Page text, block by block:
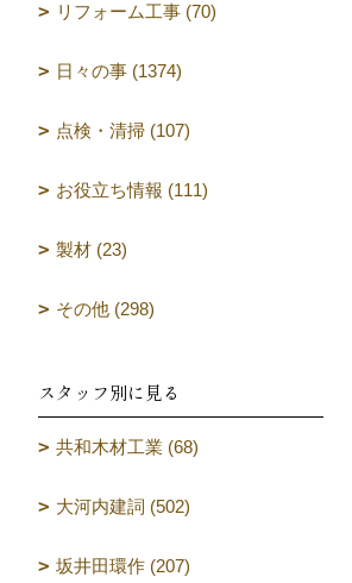
リフォーム工事 (70)
日々の事 (1374)
点検・清掃 (107)
お役立ち情報 (111)
製材 (23)
その他 (298)
スタッフ別に見る
共和木材工業 (68)
大河内建詞 (502)
坂井田環作 (207)